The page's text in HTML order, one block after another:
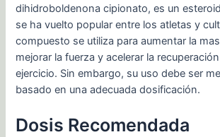
dihidroboldenona cipionato, es un
se ha vuelto popular entre los atletas y
compuesto se utiliza para aumentar la
mejorar la fuerza y acelerar la
ejercicio. Sin embargo, su uso debe ser
basado en una adecuada dosificación.
Dosis Recomendada